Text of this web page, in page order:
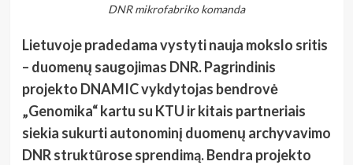
DNR mikrofabriko komanda
Lietuvoje pradedama vystyti nauja mokslo sritis
– duomenų saugojimas DNR. Pagrindinis
projekto DNAMIC vykdytojas bendrovė
„Genomika“ kartu su KTU ir kitais partneriais
siekia sukurti autonominį duomenų archyvavimo
DNR struktūrose sprendimą. Bendra projekto